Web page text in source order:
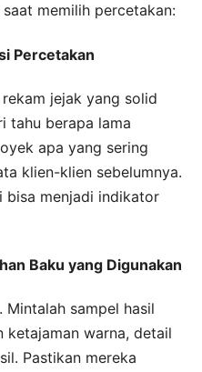
memilih percetakan:
Percetakan
jejak yang solid
tahu berapa lama
apa yang sering
klien-klien sebelumnya.
bisa menjadi indikator
Baku yang Digunakan
sampel hasil
ketajaman warna, detail
Pastikan mereka